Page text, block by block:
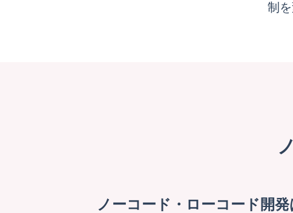
制
ノーコード・ローコード開発